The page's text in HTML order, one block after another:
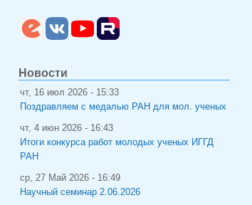
Новости
чт, 16 июл 2026 - 15:33
Поздравляем с медалью РАН для мол. ученых
чт, 4 июн 2026 - 16:43
Итоги конкурса работ молодых ученых ИГГД
РАН
ср, 27 Май 2026 - 16:49
Научный семинар 2.06.2026